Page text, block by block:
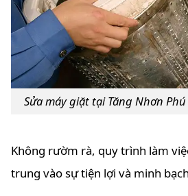
Sửa máy giặt tại Tăng Nhơn
Không rườm rà, quy trình làm
trung vào sự tiện lợi và minh